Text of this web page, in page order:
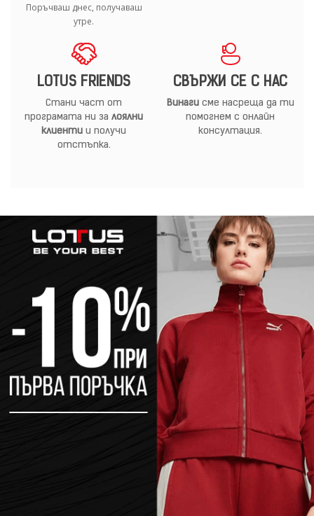
Поръчваш днес, получаваш
утре.
LOTUS FRIENDS
Стани част от
програмата ни за лоялни
клиенти и получи
отстъпка.
СВЪРЖИ СЕ С НАС
Винагисме насреща да ти
помогнем с онлайн
консултация.